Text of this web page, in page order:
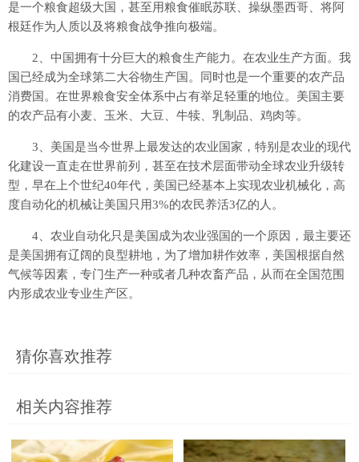
是一个粮食超级大国，甚至用粮食催眠苏联、操纵墨西哥、将阿
根廷作为人质以及将粮食战争推向极端。
2、中国拥有十分巨大的粮食生产能力。在农业生产方面。我
国已经成为全球第二大谷物生产国。同时也是一个重要的农产品
消费国。在世界粮食安全体系中占有举足轻重的地位。美国主要
的农产品有小麦、玉米、大豆、牛犊、乳制品、鸡肉等。
3、美国是当今世界上最发达的农业国家，特别是农业的现代
化建设一直走在世界前列，甚至在技术层面带动全球农业升级转
型，早在上个世纪40年代，美国已经基本上实现农业机械化，高
度自动化的机械让美国只用3%的农民养活3亿的人。
4、农业自动化只是美国成为农业强国的一个原因，最主要还
是美国拥有辽阔的良型耕地，为了增加耕作效率，美国根据自然
气候等因素，专门生产一种或者几种农畜产品，从而在全国范围
内形成农业专业生产区。
猜你喜欢推荐
相关内容推荐